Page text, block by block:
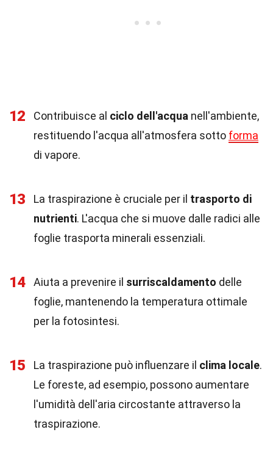
12 Contribuisce al ciclo dell'acqua nell'ambiente,
restituendo l'acqua all'atmosfera sotto forma
di vapore.
13 La traspirazione è cruciale per il trasporto di
nutrienti. L'acqua che si muove dalle radici alle
foglie trasporta minerali essenziali.
14 Aiuta a prevenire il surriscaldamento delle
foglie, mantenendo la temperatura ottimale
per la fotosintesi.
15 La traspirazione può influenzare il clima locale.
Le foreste, ad esempio, possono aumentare
l'umidità dell'aria circostante attraverso la
traspirazione.